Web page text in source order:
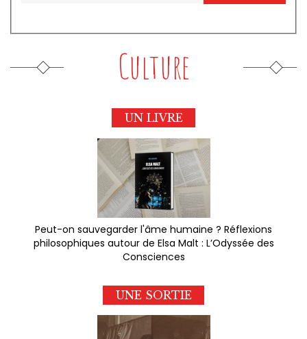
Culture
UN LIVRE
Peut-on sauvegarder l'âme humaine ? Réflexions
philosophiques autour de Elsa Malt : L’Odyssée des
Consciences
UNE SORTIE